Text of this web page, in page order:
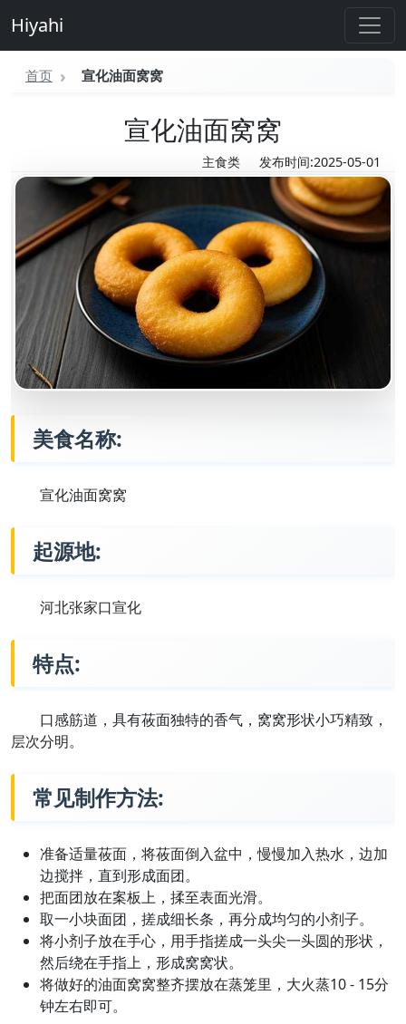
Hiyahi
首页 宣化油面窝窝
宣化油面窝窝
主食类 发布时间:2025-05-01
美食名称:
宣化油面窝窝
起源地:
河北张家口宣化
特点:
口感筋道，具有莜面独特的香气，窝窝形状小巧精致，
层次分明。
常见制作方法:
准备适量莜面，将莜面倒入盆中，慢慢加入热水，边加
边搅拌，直到形成面团。
把面团放在案板上，揉至表面光滑。
取一小块面团，搓成细长条，再分成均匀的小剂子。
将小剂子放在手心，用手指搓成一头尖一头圆的形状，
然后绕在手指上，形成窝窝状。
将做好的油面窝窝整齐摆放在蒸笼里，大火蒸10 - 15分
钟左右即可。